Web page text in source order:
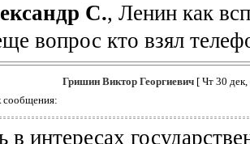
С., Ленин как
вопрос кто взял
Гришин Виктор Георгиевич[ Чт 30
сообщения:
в интересах